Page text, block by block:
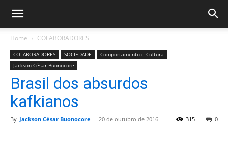
Home COLABORADORES
COLABORADORES SOCIEDADE
Comportamento e Cultura
Jackson César Buonocore
Brasil dos absurdos
kafkianos
By Jackson César Buonocore - 20 de outubro de 2016 0
315